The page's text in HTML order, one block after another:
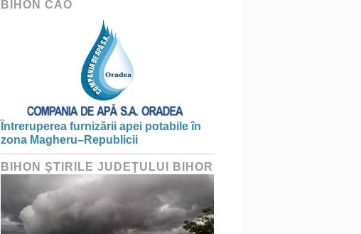
BIHON CAO
Întreruperea furnizării apei potabile în
zona Magheru–Republicii
BIHON ŞTIRILE JUDEŢULUI BIHOR